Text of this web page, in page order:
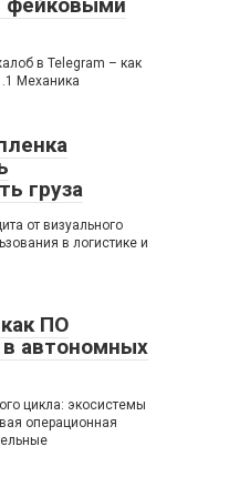
фейковыми
в Telegram – как
Механика
груза
от визуального
в логистике и
ПО
автономных
цикла: экосистемы
операционная